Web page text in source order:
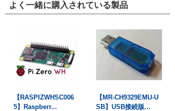
よく一緒に購入されている製品
【RASPIZWHSC006
5】Raspberr...
【MR-CH9329EMU-U
SB】USB接続版...